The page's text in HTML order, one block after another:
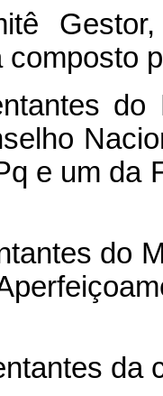
Gestor,
composto
do
e um da
do
da